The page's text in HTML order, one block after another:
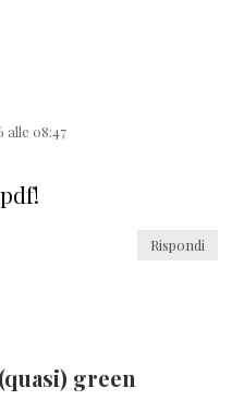
alle 08:47
Rispondi
green